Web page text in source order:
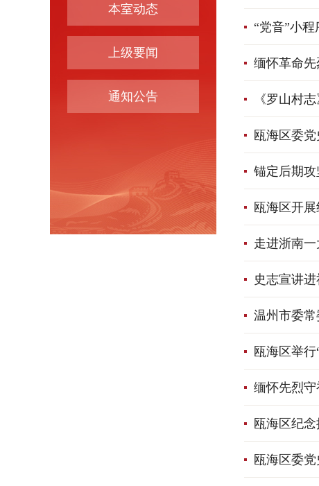
本室动态
上级要闻
通知公告
“党音”小
缅怀革命
《罗山村
瓯海区委
锚定后期
瓯海区开
史志宣讲
温州市委
瓯海区举
缅怀先烈
瓯海区纪
瓯海区委